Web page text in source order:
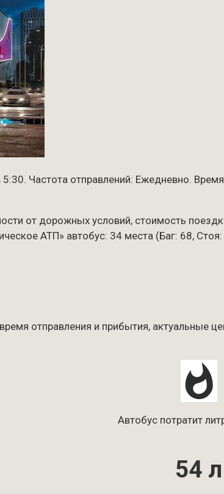
Частота отправлений: Ежедневно.
от дорожных условий, стоимость
АТП» автобус: 34 места (Баг: 68, Стоя:
отправления и прибытия, актуальные
Автобус потратит
54 л